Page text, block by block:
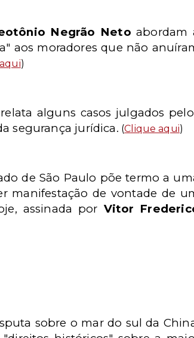
Negrão Netoabordam
aos moradores que não
)
relata alguns casos julgados
segurança jurídica. (Clique aqui)
de São Paulo põe termo a
manifestação de vontade de
assinada por Vitor
sobre o mar do sul da